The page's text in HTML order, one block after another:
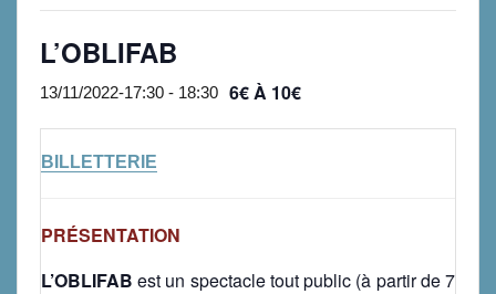
L’OBLIFAB
13/11/2022-17:30 - 18:30 6€ À 10€
BILLETTERIE
PRÉSENTATION
L’OBLIFAB est un spectacle tout public (à partir de 7